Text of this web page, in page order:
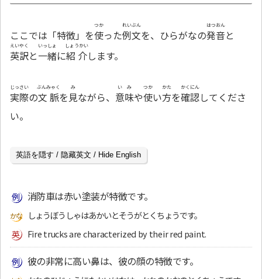
ここでは「特徴」を使
つか
った例文
れいぶん
を、ひらがなの発音
はつおん
と
英訳
えいやく
と一緒
いっしょ
に紹介
しょうかい
します。
実際
じっさい
の文脈
ぶんみゃく
を見
み
ながら、 意味
いみ
や使
つか
い方
かた
を確認
かくにん
してくださ
い。
英語を隠す / 隐藏英文 / Hide English
消防車は赤い塗装が特徴です。
しょうぼうしゃはあかいとそうがとくちょうです。
Fire trucks are characterized by their red paint.
彼の非常に高い鼻は、彼の顔の特徴です。